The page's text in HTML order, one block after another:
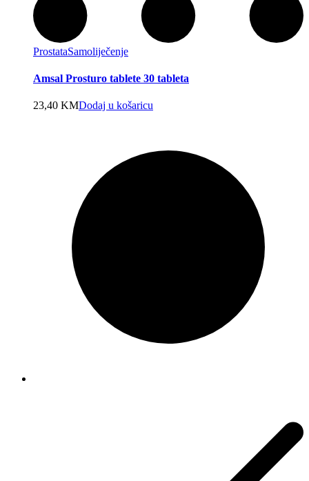
ProstataSamoliječenje
Amsal Prosturo tablete 30 tableta
23,40 KMDodaj u košaricu